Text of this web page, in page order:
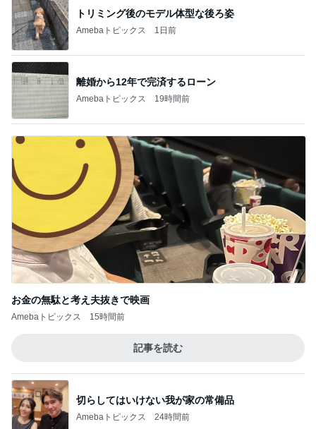
トリミング後のモデル体型な後ろ姿
Amebaトピックス 1日前
離婚から12年で完済するローン
Amebaトピックス 19時間前
お金の無駄と考え夫抜きで映画
Amebaトピックス 15時間前
記事を読む
切らしてはいけない我が家の常備品
Amebaトピックス 24時間前